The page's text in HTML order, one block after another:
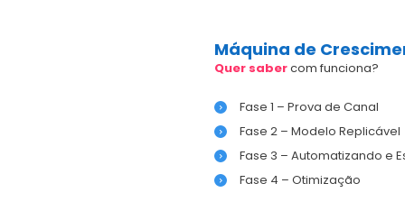
Máquina de
Quer sabercom funciona?
Fase 1 – Prova de Canal
Fase 2 – Modelo Replicável
Fase 3 – Automatizando e
Fase 4 – Otimização